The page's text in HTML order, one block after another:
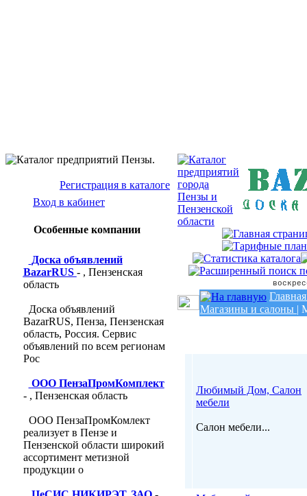
Регистрация в каталоге
Вход в кабинет
Особенные компании
Доска объявлений
BazarRUS - , Пензенская
область
Доска объявлений
BazarRUS, Пенза, Пензенская
область, Россия. Сервис
объявлений по всем регионам
Рос
ООО ПензаПромКомплект
- , Пензенская область
ООО ПензаПромКомлект
реализует в Пензе и
Пензенской области широкий
ассортимент метизной
продукции о
Главная
Магазины и салоны |
Любимый Дом, Салон
мебели
Салон мебели...